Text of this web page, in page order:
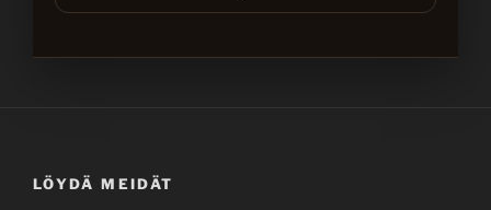
LÖYDÄ MEIDÄT